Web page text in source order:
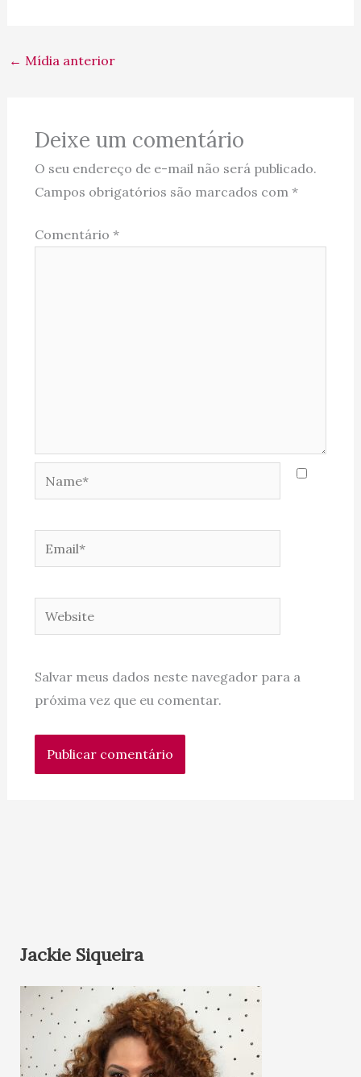
← Mídia anterior
Deixe um comentário
O seu endereço de e-mail não será publicado.
Campos obrigatórios são marcados com *
Comentário *
Name*
Email*
Website
Salvar meus dados neste navegador para a
próxima vez que eu comentar.
Jackie Siqueira